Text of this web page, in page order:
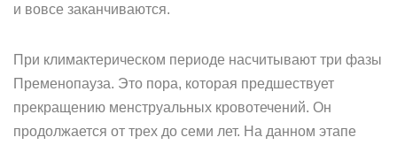
и вовсе заканчиваются.
При климактерическом периоде насчитывают три фазы
Пременопауза. Это пора, которая предшествует
прекращению менструальных кровотечений. Он
продолжается от трех до семи лет. На данном этапе